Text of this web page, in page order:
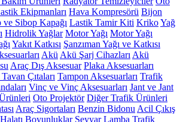
Ekipmanları Hava Kompresörü Bijon
ve Sibop Kapağı Lastik Tamir Kiti KrikoYağ
Hidrolik Yağlar Motor Yağı Motor Yağı
Yakıt Katkısı Şanzıman Yağı ve Katkısı
Akü Akü Şarj Cihazları Akü
Araç Dış Aksesuar Plaka Aksesuarları
Çıtaları Tampon Aksesuarları Trafik
Vinç ve Vinç Aksesuarları Jant ve Jant
Oto Projektör Diğer Trafik Ürünleri
Araç Sigortaları Benzin Bidonu Acil Çıkış
Boyunluklar Seyyar Lamba Trafik